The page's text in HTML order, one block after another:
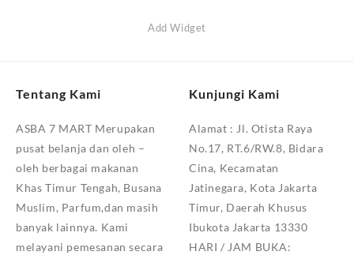
Add Widget
Tentang Kami
ASBA 7 MART Merupakan
pusat belanja dan oleh –
oleh berbagai makanan
Khas Timur Tengah, Busana
Muslim, Parfum,dan masih
banyak lainnya. Kami
melayani pemesanan secara
Kunjungi Kami
Alamat : Jl. Otista Raya
No.17, RT.6/RW.8, Bidara
Cina, Kecamatan
Jatinegara, Kota Jakarta
Timur, Daerah Khusus
Ibukota Jakarta 13330
HARI / JAM BUKA: